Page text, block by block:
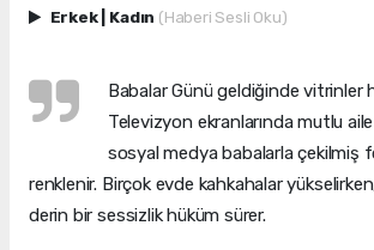
Erkek Kadın (Haberi Sesli Oku)
Babalar Günü geldiğinde vitrinler
Televizyon ekranlarında mutlu
sosyal medya babalarla çekilmiş
renklenir. Birçok evde kahkahalar
derin bir sessizlik hüküm sürer.